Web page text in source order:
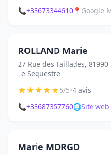
📞+33673344610 📍 Google
ROLLAND Marie
27 Rue des Taillades, 81990
Le Sequestre
★★★★★5/5•4 avis
📞+33687357760🌐Site web
Marie MORGO